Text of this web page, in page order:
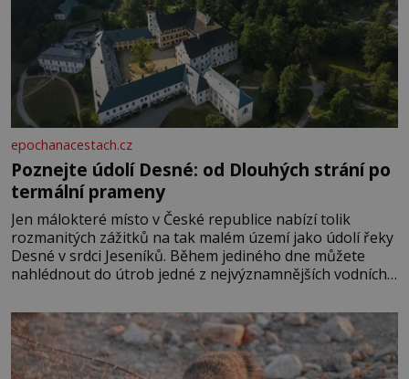
epochanacestach.cz
Poznejte údolí Desné: od Dlouhých strání po
termální prameny
Jen málokteré místo v České republice nabízí tolik
rozmanitých zážitků na tak malém území jako údolí řeky
Desné v srdci Jeseníků. Během jediného dne můžete
nahlédnout do útrob jedné z nejvýznamnějších vodních
se na koloběžce a den zakončit poznáváním památek ve
Velkých Losinách nebo v termálním